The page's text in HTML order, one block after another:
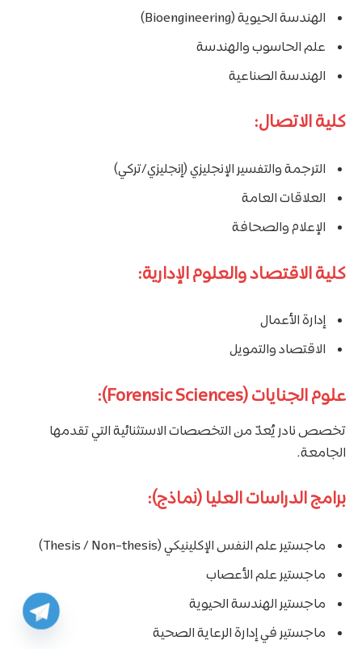
الهندسة الحيوية (Bioengineering)
علم الحاسوب والهندسة
الهندسة الصناعية
كلية الاتصال:
الترجمة والتفسير الإنجليزي (إنجليزي/تركي)
العلاقات العامة
الإعلام والصحافة
كلية الاقتصاد والعلوم الإدارية:
إدارة الأعمال
الاقتصاد والتمويل
علوم الجنايات (Forensic Sciences):
تخصص نادر يُعدّ من التخصصات الاستثنائية التي تقدمها
الجامعة.
برامج الدراسات العليا (نماذج):
ماجستير علم النفس الإكلينيكي (Thesis / Non-thesis)
ماجستير علم الأعصاب
ماجستير الهندسة الحيوية
ماجستير في إدارة الرعاية الصحية